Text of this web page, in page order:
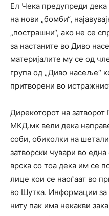
Ел Чека предупреди
на нови „бомби“,
„пострашни“, ако не се
за настаните во Диво
материјалите му се од
група од „Диво насеље“
притворени во
Дирекоторот на затворот
МКД.мк вели дека
соби, обиколки на
затворски чувари во една
врска со тоа дека им се
лице кои се наоѓаат во
во Шутка. Информации
ниту пак има некакви